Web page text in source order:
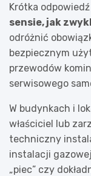
Krótka
sensie, jak
odróżnić
bezpiecznym
przewodów
serwisowego
W budynkach i
właściciel lub
techniczny
instalacji
„piec” czy